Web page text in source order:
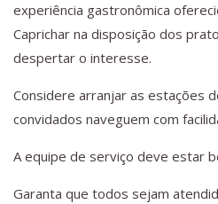
experiência gastronômica
Caprichar na disposição dos
despertar o interesse.
Considere arranjar as estações
convidados naveguem com
A equipe de serviço deve estar
Garanta que todos sejam